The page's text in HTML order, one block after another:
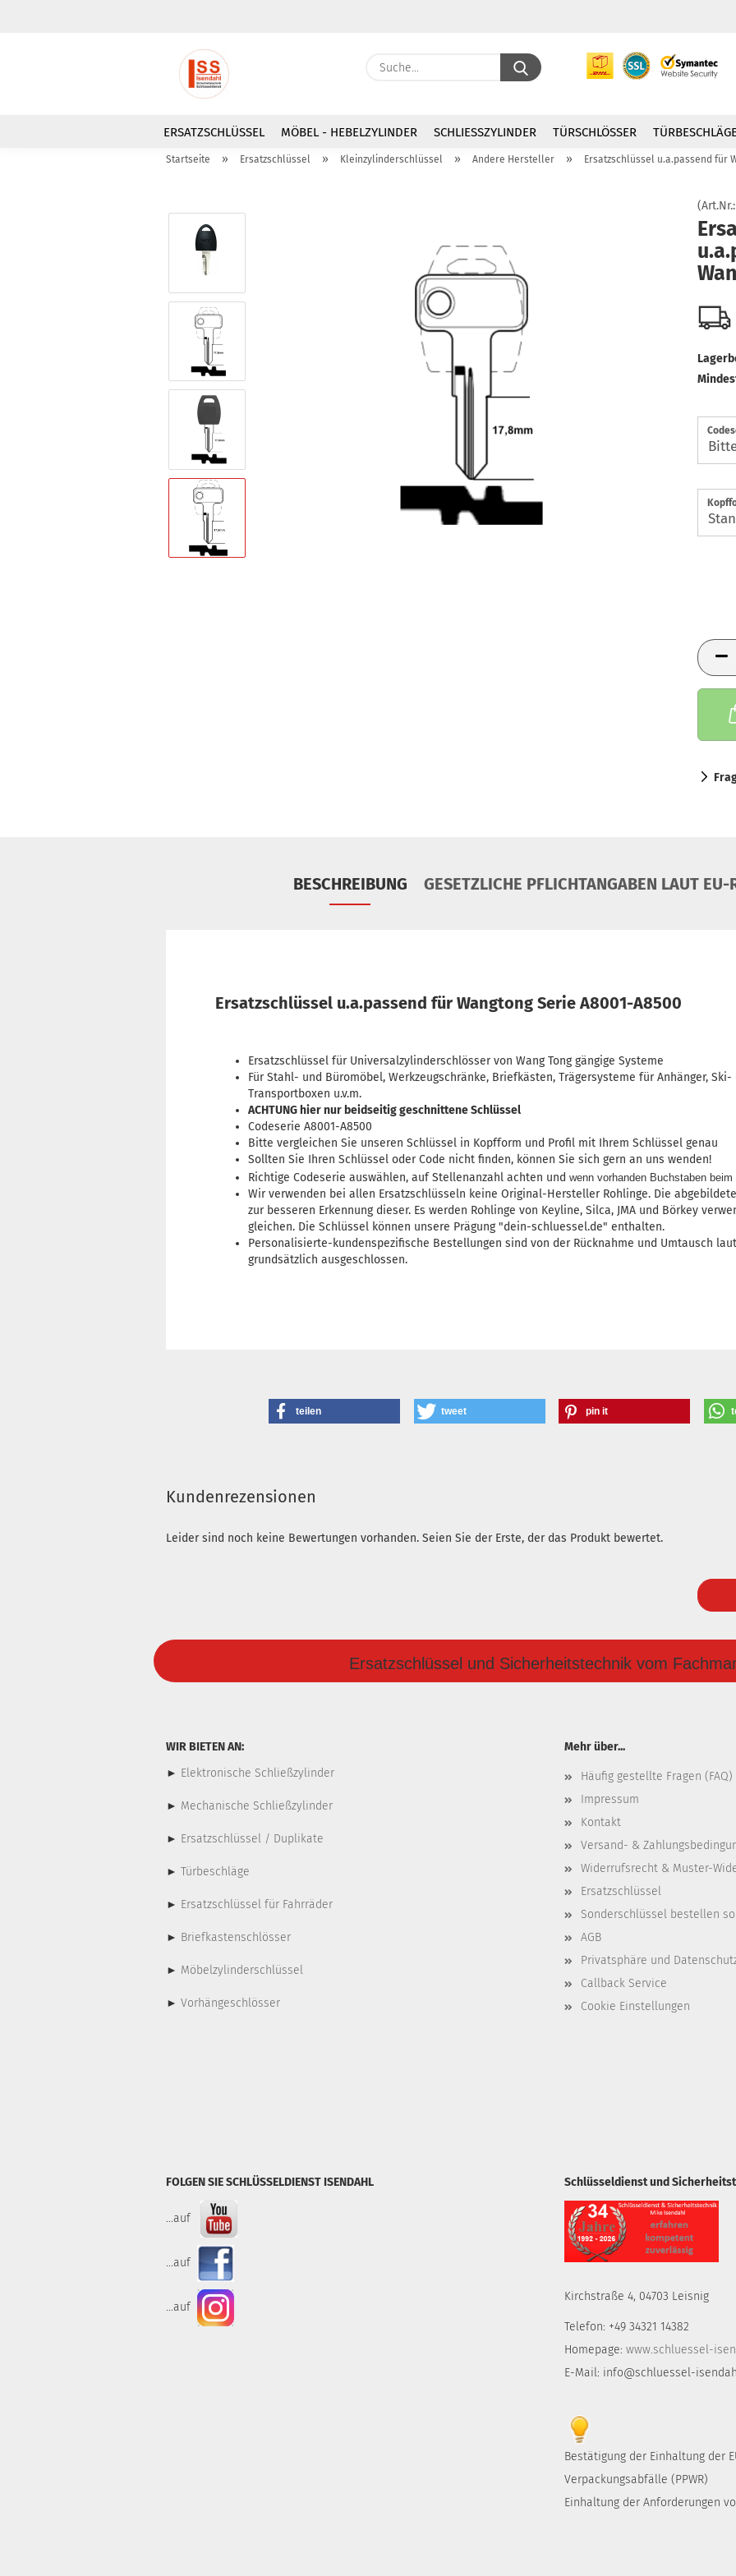
Suche...
ERSATZSCHLÜSSEL MÖBEL - HEBELZYLINDER SCHLIESSZYLINDER TÜRSCHLÖSSER
Startseite » Ersatzschlüssel » Kleinzylinderschlüssel » Andere Hersteller » Ersatzschlüssel u.a.passend für
(Art.Nr.:
BESCHREIBUNG GESETZLICHE PFLICHTANGABEN LAUT EU-
Ersatzschlüssel u.a.passend für Wangtong Serie A8001-A8500
Ersatzschlüssel für Universalzylinderschlösser von Wang Tong gängige Systeme
Für Stahl- und Büromöbel, Werkzeugschränke, Briefkästen, Trägersysteme für Anhänger, Ski-
Transportboxen u.v.m.
ACHTUNG hier nur beidseitig geschnittene Schlüssel
Codeserie A8001-A8500
Bitte vergleichen Sie unseren Schlüssel in Kopfform und Profil mit Ihrem Schlüssel genau
Sollten Sie Ihren Schlüssel oder Code nicht finden, können Sie sich gern an uns wenden!
Richtige Codeserie auswählen, auf Stellenanzahl achten und wenn vorhanden Buchstaben
Wir verwenden bei allen Ersatzschlüsseln keine Original-Hersteller Rohlinge. Die
zur besseren Erkennung dieser. Es werden Rohlinge von Keyline, Silca, JMA und Börkey
gleichen. Die Schlüssel können unsere Prägung "dein-schluessel.de" enthalten.
Personalisierte-kundenspezifische Bestellungen sind von der Rücknahme und Umtausch laut
grundsätzlich ausgeschlossen.
teilen tweet pin it
Kundenrezensionen
Leider sind noch keine Bewertungen vorhanden. Seien Sie der Erste, der das Produkt bewertet.
Ersatzschlüssel und Sicherheitstechnik vom
WIR BIETEN AN:
► Elektronische Schließzylinder
► Mechanische Schließzylinder
► Ersatzschlüssel / Duplikate
► Türbeschläge
► Ersatzschlüssel für Fahrräder
► Briefkastenschlösser
► Möbelzylinderschlüssel
► Vorhängeschlösser
Mehr über...
Häufig gestellte Fragen (FAQ)
Impressum
Kontakt
Versand- &
Widerrufsrecht & Muster-
Ersatzschlüssel
Sonderschlüssel bestellen
AGB
Privatsphäre und
Callback Service
Cookie Einstellungen
FOLGEN SIE SCHLÜSSELDIENST ISENDAHL
...auf
...auf
...auf
Schlüsseldienst und
Kirchstraße 4, 04703 Leisnig
Telefon: +49 34321 14382
Homepage: www.schluessel-
E-Mail: info@schluessel-
Bestätigung der Einhaltung der
Verpackungsabfälle (PPWR)
Einhaltung der Anforderungen